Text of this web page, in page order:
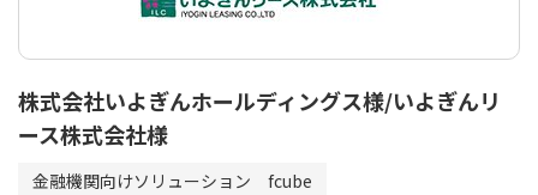
株式会社いよぎんホールディングス様/いよぎんリ
ース株式会社様
金融機関向けソリューション fcube